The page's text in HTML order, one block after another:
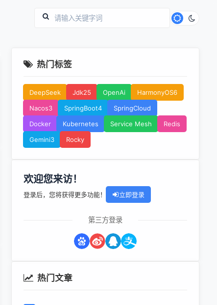
热门标签
DeepSeek Jdk25 OpenAi
HarmonyOS6
Nacos3
SpringBoot4
SpringCloud
Docker
Kubernetes Service Mesh
Redis
Gemini3
Rocky
欢迎您来访！
登录后，您将获得更多功能！ 立即登录
第三方登录
热门文章